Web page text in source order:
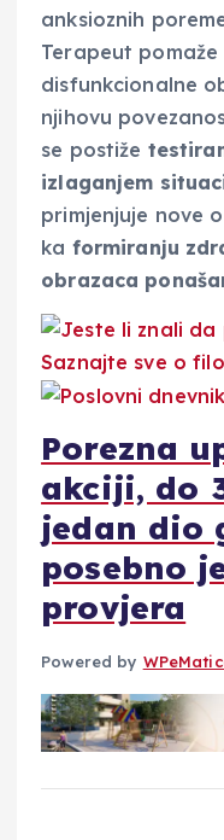
anksioznih
Terapeut
disfunkcionalne
njihovu
se postiže
izlaganjem
primjenjuje nove
ka formiranju
obrazaca
Porezna
akciji, do
jedan dio
posebno
provjera
Powered by